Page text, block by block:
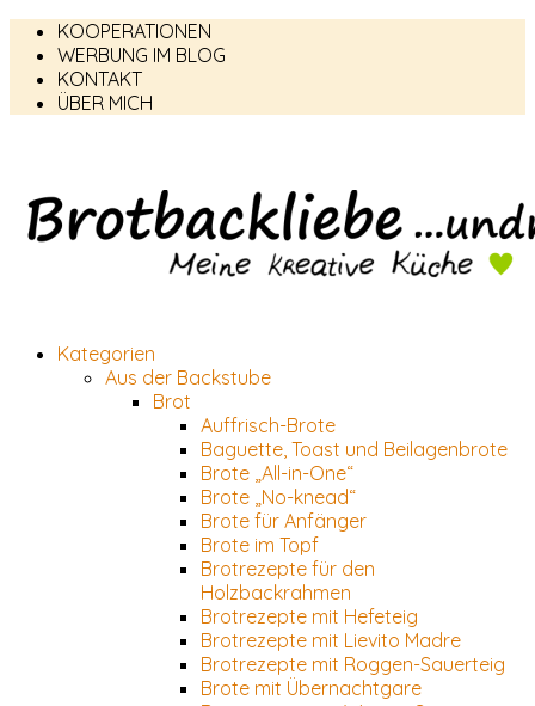
KOOPERATIONEN
WERBUNG IM BLOG
KONTAKT
ÜBER MICH
Kategorien
Aus der Backstube
Brot
Auffrisch-Brote
Baguette, Toast und Beilagenbrote
Brote „All-in-One“
Brote „No-knead“
Brote für Anfänger
Brote im Topf
Brotrezepte für den
Holzbackrahmen
Brotrezepte mit Hefeteig
Brotrezepte mit Lievito Madre
Brotrezepte mit Roggen-Sauerteig
Brote mit Übernachtgare